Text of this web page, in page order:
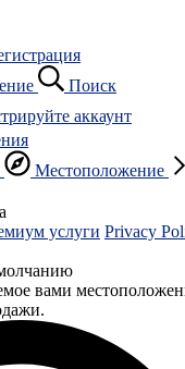
Поиск
аккаунт
Местоположение
услуги Privacy
вами